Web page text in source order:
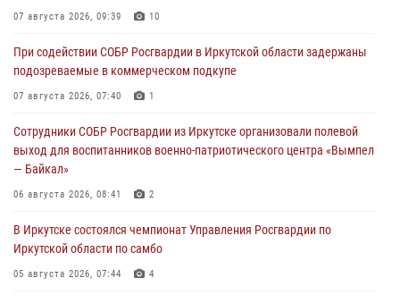
07 августа 2026, 09:39 10
При содействии СОБР Росгвардии в Иркутской области задержаны
подозреваемые в коммерческом подкупе
07 августа 2026, 07:40 1
Сотрудники СОБР Росгвардии из Иркутске организовали полевой
выход для воспитанников военно-патриотического центра «Вымпел
— Байкал»
06 августа 2026, 08:41 2
В Иркутске состоялся чемпионат Управления Росгвардии по
Иркутской области по самбо
05 августа 2026, 07:44 4